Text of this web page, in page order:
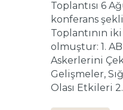
Toplantısı 6
konferans
Toplantının
olmuştur: 1.
Askerlerini
Gelişmeler,
Olası Etkileri 2.